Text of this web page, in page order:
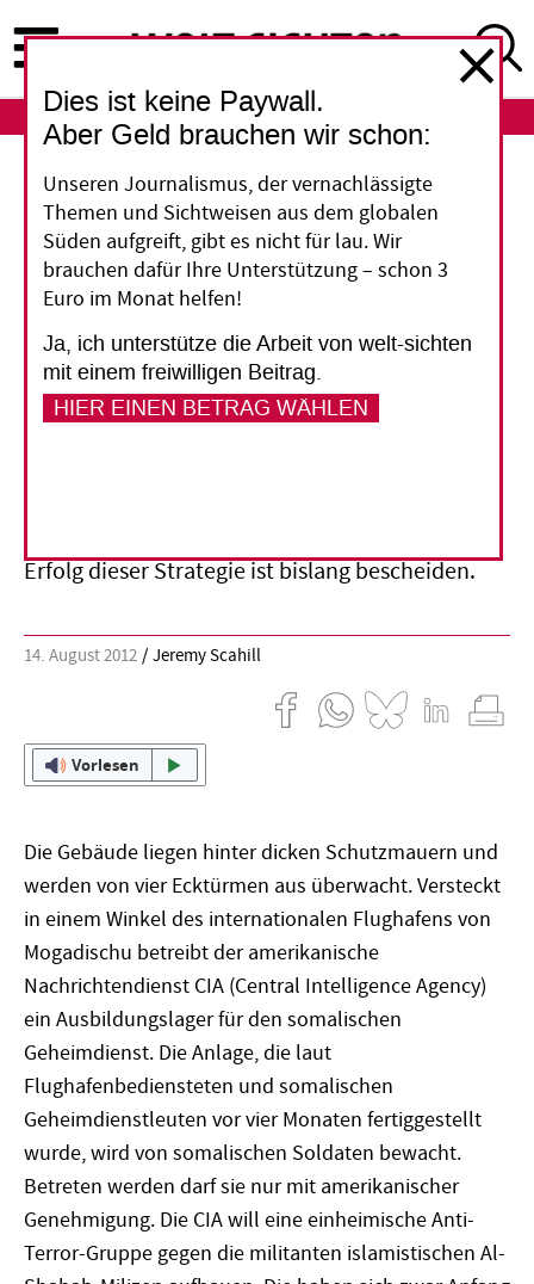
zum
Inhalt
ABO
Geheimsache Somalia
Amerika setzt im Kampf gegen das
Terrornetzwerk Al-Qaida und die islamistische
Al-Shabab-Miliz zunehmend auf Hilfe aus
Somalia – allerdings nicht auf die
Übergangsregierung und deren Armee. Der
Geheimdienst CIA bildet in Mogadischu
Erfolg dieser Strategie ist bislang bescheiden.
14. August 2012 Jeremy Scahill
Vorlesen
Die Gebäude liegen hinter dicken Schutzmauern und
werden von vier Ecktürmen aus überwacht. Versteckt
in einem Winkel des internationalen Flughafens von
Mogadischu betreibt der amerikanische
Nachrichtendienst CIA (Central Intelligence Agency)
ein Ausbildungslager für den somalischen
Geheimdienst. Die Anlage, die laut
Flughafenbediensteten und somalischen
Geheimdienstleuten vor vier Monaten fertiggestellt
wurde, wird von somalischen Soldaten bewacht.
Betreten werden darf sie nur mit amerikanischer
Genehmigung. Die CIA will eine einheimische Anti-
Terror-Gruppe gegen die militanten islamistischen Al-
Dies ist keine Paywall.
Aber Geld brauchen wir schon:
Unseren Journalismus, der vernachlässigte
Themen und Sichtweisen aus dem globalen
Süden aufgreift, gibt es nicht für lau. Wir
brauchen dafür Ihre Unterstützung – schon 3
Euro im Monat helfen!
Ja, ich unterstütze die Arbeit von welt-sichten
mit einem freiwilligen Beitrag.
HIER EINEN BETRAG WÄHLEN